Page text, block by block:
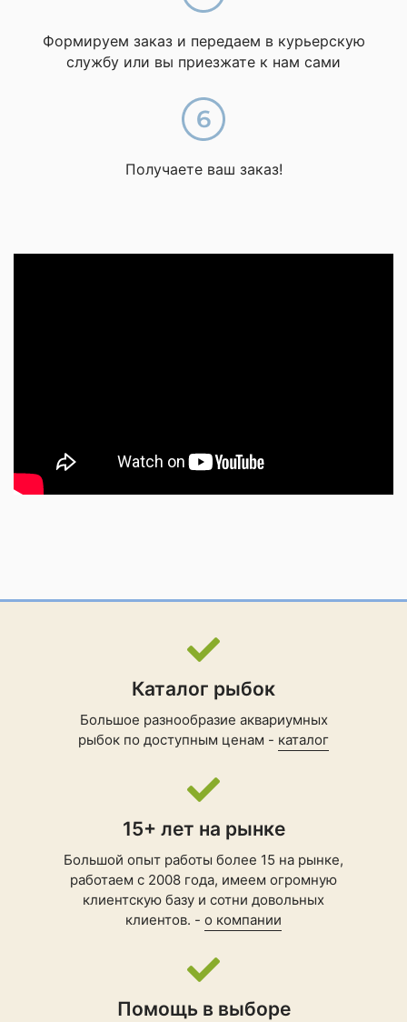
Формируем заказ и передаем в курьерскую
службу или вы приезжате к нам сами
Получаете ваш заказ!
Каталог рыбок
Большое разнообразие аквариумных
рыбок по доступным ценам - каталог
15+ лет на рынке
Большой опыт работы более 15 на рынке,
работаем с 2008 года, имеем огромную
клиентскую базу и сотни довольных
клиентов. - о компании
Помощь в выборе